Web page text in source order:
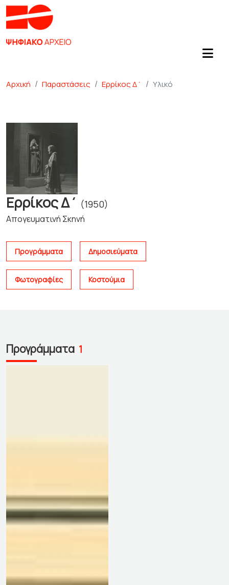
Αρχική Παραστάσεις Ερρίκος Δ΄ Υλικό
Ερρίκος Δ΄ (1950)
Απογευματινή Σκηνή
Προγράμματα Δημοσιεύματα
Φωτογραφίες Κοστούμια
Προγράμματα 1